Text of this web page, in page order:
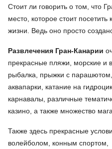
Стоит ли говорить о том, что
место, которое стоит
жизни. Ведь оно просто
Развлечения Гран-Канарии
прекрасные пляжи, морские и
рыбалка, прыжки с
аквапарки, катание на
карнавалы, различные
казино, а также множество
Также здесь прекрасные
волейболом, конным спортом,